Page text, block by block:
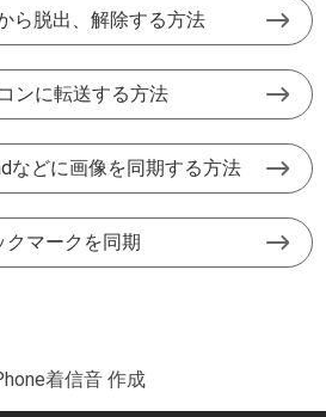
ら脱出、解除する方法
ンに転送する方法
などに画像を同期する方法
クマークを同期
着信音 作成